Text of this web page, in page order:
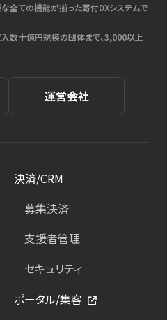
全ての機能が揃った寄付DXシステムで
数十億円規模の団体まで、3,000以上
運営会社
決済/CRM
募集決済
支援者管理
セキュリティ
ポータル/集客